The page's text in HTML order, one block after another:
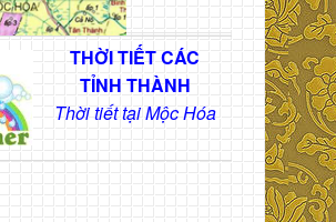
THỜI TIẾT CÁC
TỈNH THÀNH
Thời tiết tại Mộc Hóa